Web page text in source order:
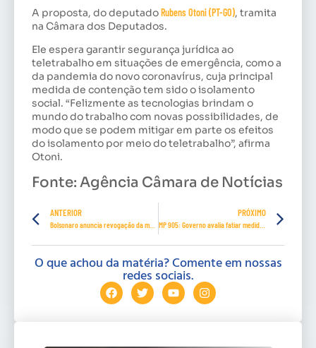
A proposta, do deputadoRubens Otoni (PT-GO), tramita
na Câmara dos Deputados.
Ele espera garantir segurança jurídica ao
teletrabalho em situações de emergência, como a
da pandemia do novo coronavírus, cuja principal
medida de contenção tem sido o isolamento
social. “Felizmente as tecnologias brindam o
mundo do trabalho com novas possibilidades, de
modo que se podem mitigar em parte os efeitos
do isolamento por meio do teletrabalho”, afirma
Otoni.
Fonte: Agência Câmara de Notícias
ANTERIOR PRÓXIMO
MP 905: Governo avalia fatiar medida provisória que cria Programa de Emprego Verde Amarelo
O que achou da matéria? Comente em nossas
redes sociais.